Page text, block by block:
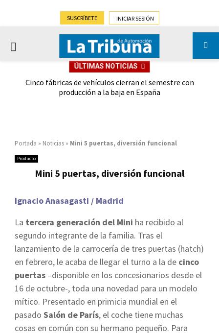
SUSCRÍBETE INICIAR SESIÓN
PRIMARY
ÚLTIMAS NOTICIAS
Cinco fábricas de vehículos cierran el semestre con
producción a la baja en España
Portada » Noticias » Mini 5 puertas, diversión funcional
Producto
Mini 5 puertas, diversión funcional
Ignacio Anasagasti / Madrid
La tercera generación del Mini ha recibido al
segundo integrante de la familia. Tras el
lanzamiento de la carrocería de tres puertas (hatch)
en febrero, le acaba de llegar el turno a la de cinco
puertas –disponible en los concesionarios desde el
16 de octubre-, toda una novedad para un modelo
mítico. Presentado en primicia mundial en el
pasado Salón de París, el coche tiene muchas
cosas en común con su hermano pequeño. Para